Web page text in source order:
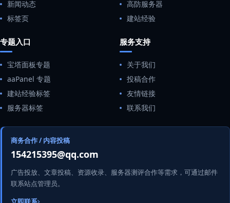
新闻动态
标签页
高防服务器
建站经验
专题入口
宝塔面板专题
aaPanel 专题
建站经验标签
服务器标签
服务支持
关于我们
投稿合作
友情链接
联系我们
商务合作 / 内容投稿
154215395@qq.com
广告投放、文章投稿、资源收录、服务器测评合作等需求，可通过邮件
联系站点管理员。